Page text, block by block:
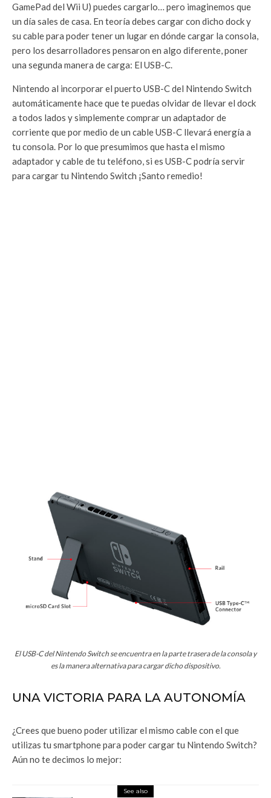
GamePad del Wii U) puedes cargarlo… pero imaginemos que
un día sales de casa. En teoría debes cargar con dicho dock y
su cable para poder tener un lugar en dónde cargar la consola,
pero los desarrolladores pensaron en algo diferente, poner
una segunda manera de carga: El USB-C.
Nintendo al incorporar el puerto USB-C del Nintendo Switch
automáticamente hace que te puedas olvidar de llevar el dock
a todos lados y simplemente comprar un adaptador de
corriente que por medio de un cable USB-C llevará energía a
tu consola. Por lo que presumimos que hasta el mismo
adaptador y cable de tu teléfono, si es USB-C podría servir
para cargar tu Nintendo Switch ¡Santo remedio!
El USB-C del Nintendo Switch se encuentra en la parte trasera de la consola y
es la manera alternativa para cargar dicho dispositivo.
UNA VICTORIA PARA LA AUTONOMÍA
¿Crees que bueno poder utilizar el mismo cable con el que
utilizas tu smartphone para poder cargar tu Nintendo Switch?
Aún no te decimos lo mejor:
See also